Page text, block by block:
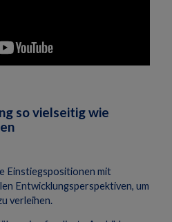
so vielseitig wie
Einstiegspositionen mit
Entwicklungsperspektiven, um
verleihen.